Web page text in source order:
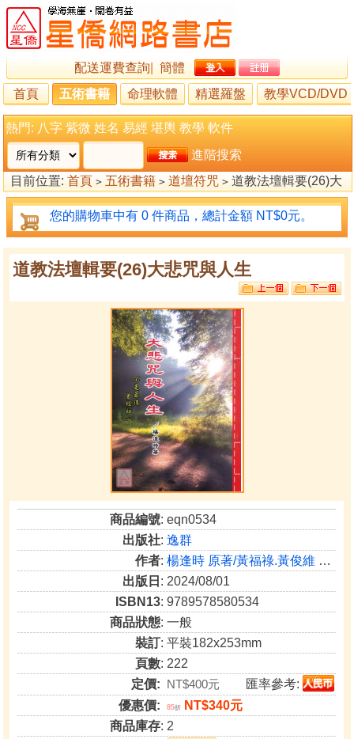
配送運費查詢
簡體
首頁
五術書籍 命理軟體 精選羅盤 教學VCD/DVD
熱門: 八字 紫微 姓名 易經 堪輿 教學 軟件
進階搜索
目前位置: 首頁 > 五術書籍 > 道壇符咒 > 道教法壇輯要(26)大
悲咒與人生
您的購物車中有 0 件商品，總計金額 NT$0元。
道教法壇輯要(26)大悲咒與人生
商品編號: eqn0534
出版社:逸群
作者:楊逢時 原著/黃福祿.黃俊維 編輯
出版日 : 2024/08/01
ISBN13: 9789578580534
商品狀態: 一般
裝訂: 平裝182x253mm
頁數: 222
定價: NT$400元
匯率參考:
優惠價:
85折
NT$340元
商品庫存: 2